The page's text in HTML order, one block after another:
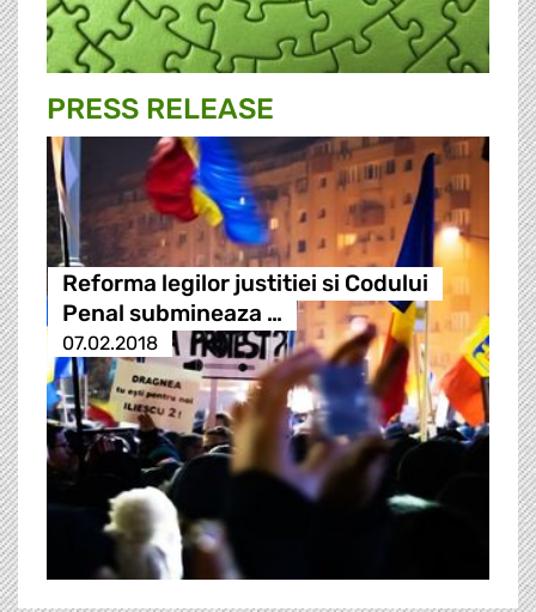
PRESS RELEASE
Reforma legilor justitiei si Codului
Penal submineaza …
07.02.2018